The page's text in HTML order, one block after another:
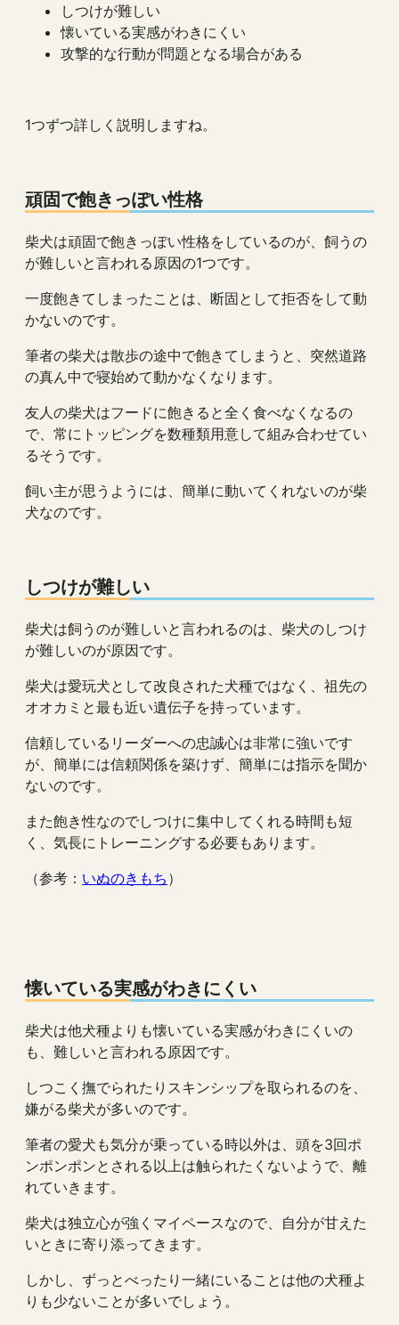
しつけが難しい
懐いている実感がわきにくい
攻撃的な行動が問題となる場合がある
1つずつ詳しく説明しますね。
頑固で飽きっぽい性格
柴犬は頑固で飽きっぽい性格をしているのが、飼うの
が難しいと言われる原因の1つです。
一度飽きてしまったことは、断固として拒否をして動
かないのです。
筆者の柴犬は散歩の途中で飽きてしまうと、突然道路
の真ん中で寝始めて動かなくなります。
友人の柴犬はフードに飽きると全く食べなくなるの
で、常にトッピングを数種類用意して組み合わせてい
るそうです。
飼い主が思うようには、簡単に動いてくれないのが柴
犬なのです。
しつけが難しい
柴犬は飼うのが難しいと言われるのは、柴犬のしつけ
が難しいのが原因です。
柴犬は愛玩犬として改良された犬種ではなく、祖先の
オオカミと最も近い遺伝子を持っています。
信頼しているリーダーへの忠誠心は非常に強いです
が、簡単には信頼関係を築けず、簡単には指示を聞か
ないのです。
また飽き性なのでしつけに集中してくれる時間も短
く、気長にトレーニングする必要もあります。
（参考： いぬのきもち ）
懐いている実感がわきにくい
柴犬は他犬種よりも懐いている実感がわきにくいの
も、難しいと言われる原因です。
しつこく撫でられたりスキンシップを取られるのを、
嫌がる柴犬が多いのです。
筆者の愛犬も気分が乗っている時以外は、頭を3回ポ
ンポンポンとされる以上は触られたくないようで、離
れていきます。
柴犬は独立心が強くマイペースなので、自分が甘えた
いときに寄り添ってきます。
しかし、ずっとべったり一緒にいることは他の犬種よ
りも少ないことが多いでしょう。